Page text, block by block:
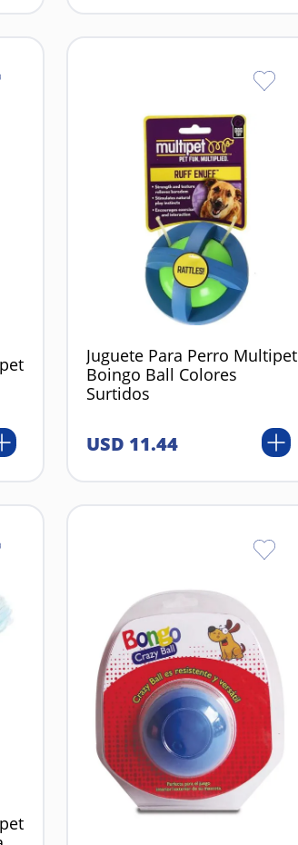
Juguete Para Perro Multipet
Boingo Ball Colores
Surtidos
USD 11.44